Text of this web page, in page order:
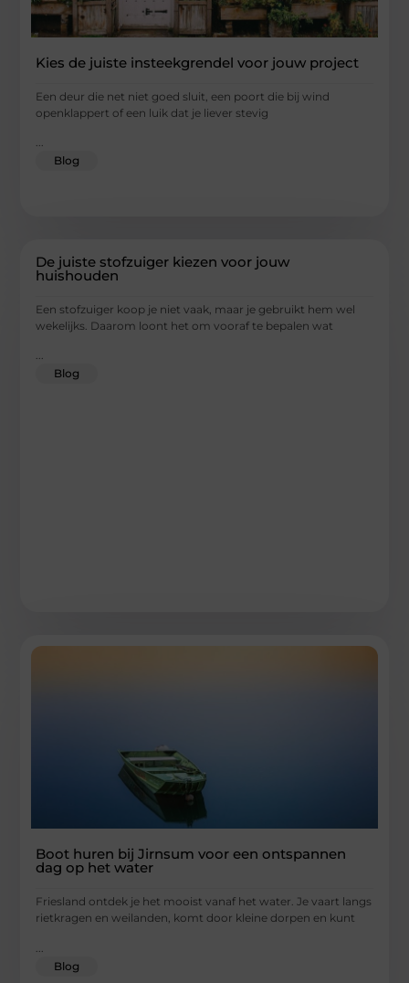
Kies de juiste insteekgrendel voor jouw project
Een deur die net niet goed sluit, een poort die bij wind
openklappert of een luik dat je liever stevig
...
Blog
De juiste stofzuiger kiezen voor jouw
huishouden
Een stofzuiger koop je niet vaak, maar je gebruikt hem wel
wekelijks. Daarom loont het om vooraf te bepalen wat
...
Blog
Boot huren bij Jirnsum voor een ontspannen
dag op het water
Friesland ontdek je het mooist vanaf het water. Je vaart langs
rietkragen en weilanden, komt door kleine dorpen en kunt
Blog